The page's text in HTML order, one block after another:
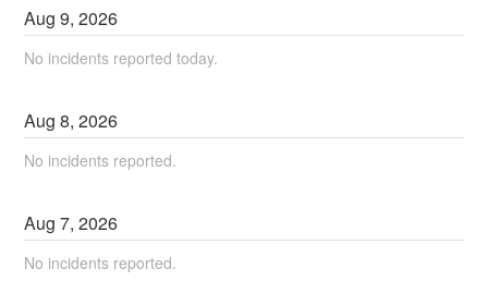
Aug9,2026
No incidents reported today.
Aug8,2026
No incidents reported.
Aug7,2026
No incidents reported.